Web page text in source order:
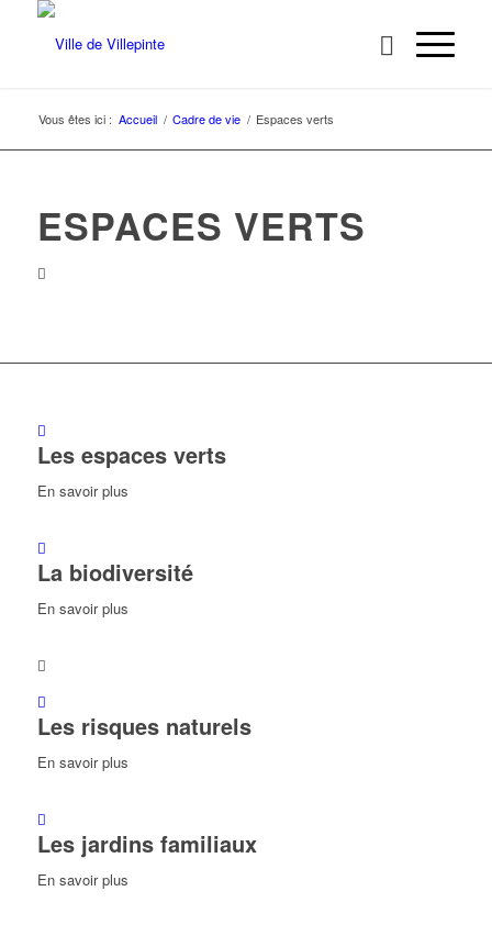
Vous êtes ici : Accueil / Cadre de vie / Espaces verts
ESPACES VERTS
Les espaces verts
En savoir plus
La biodiversité
En savoir plus
Les risques naturels
En savoir plus
Les jardins familiaux
En savoir plus